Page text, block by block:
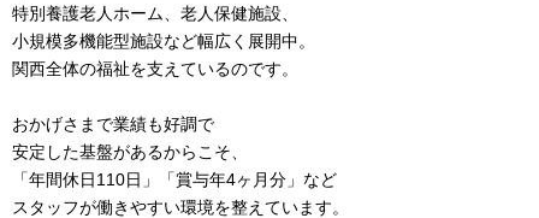
特別養護老人ホーム、老人保健施設、
小規模多機能型施設など幅広く展開中。
関西全体の福祉を支えているのです。
おかげさまで業績も好調で
安定した基盤があるからこそ、
「年間休日110日」「賞与年4ヶ月分」など
スタッフが働きやすい環境を整えています。